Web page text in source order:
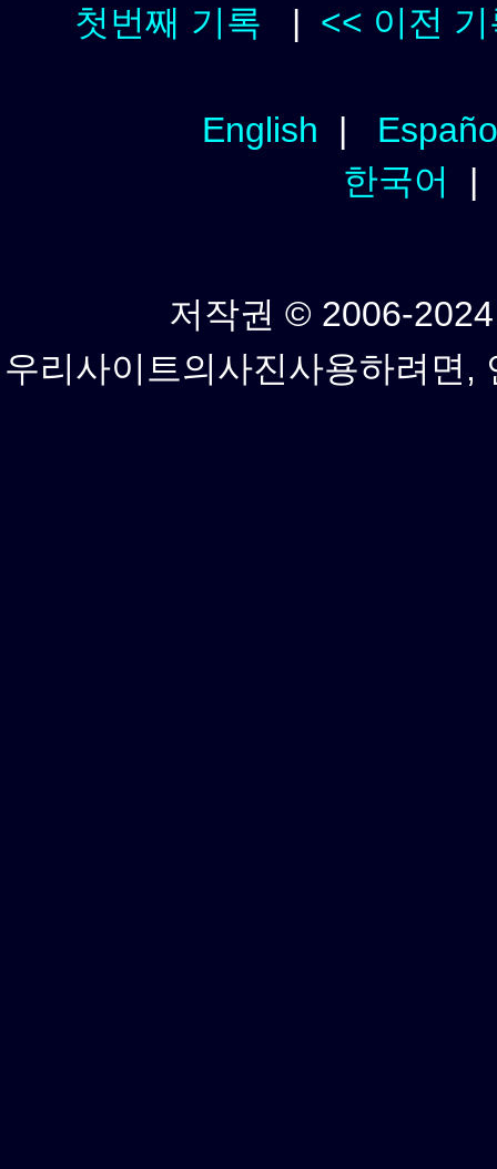
첫번째 기록 | << 이전 기
English |
한국어
저작권 © 2006-
우리사이트의사진사용하려면,